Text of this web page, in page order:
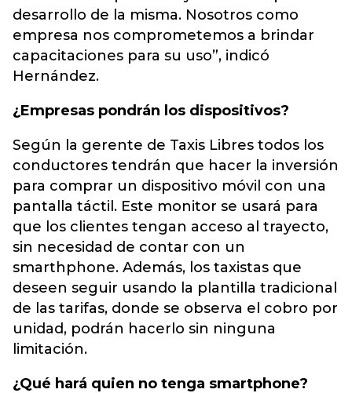
desarrollo de la misma. Nosotros como
empresa nos comprometemos a brindar
capacitaciones para su uso”, indicó
Hernández.
¿Empresas pondrán los dispositivos?
Según la gerente de Taxis Libres todos los
conductores tendrán que hacer la inversión
para comprar un dispositivo móvil con una
pantalla táctil. Este monitor se usará para
que los clientes tengan acceso al trayecto,
sin necesidad de contar con un
smarthphone. Además, los taxistas que
deseen seguir usando la plantilla tradicional
de las tarifas, donde se observa el cobro por
unidad, podrán hacerlo sin ninguna
limitación.
¿Qué hará quien no tenga smartphone?